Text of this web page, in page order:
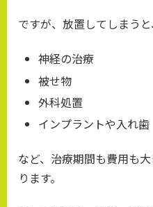
ですが、放置してしまうと
神経の治療
被せ物
外科処置
インプラントや入れ歯
など、治療期間も費用も
ります。